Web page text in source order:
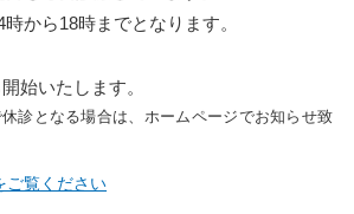
から18時までとなります。
始いたします。
診となる場合は、ホームページでお知らせ致
ご覧ください